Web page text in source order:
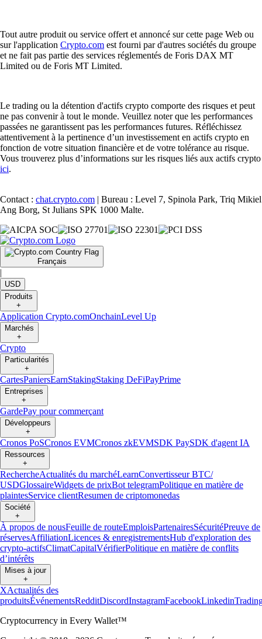
Tout autre produit ou service offert et annoncé sur cette page Web ou
sur l'application Crypto.com est fourni par d'autres sociétés du groupe
et ne fait pas partie des services réglementés de Foris DAX MT
Limited ou de Foris MT Limited.
Le trading ou la détention d'actifs crypto comporte des risques et peut
ne pas convenir à tout le monde. Veuillez noter que les performances
passées ne garantissent pas les performances futures. Réfléchissez
attentivement à la pertinence d’un investissement en actifs crypto en
fonction de votre situation financière et de votre tolérance au risque.
Vous trouverez plus d’informations sur les risques liés aux actifs crypto
ici.
Contact : chat.crypto.com | Bureau : Level 7, Spinola Park, Triq Mikiel
Ang Borg, St Julians SPK 1000 Malte.
Français
|
USD
Produits
+
Application Crypto.comOnchainLevel Up
Marchés
+
Crypto
Particularités
+
CartesPaniersEarnStakingStaking DeFiPayPrime
Entreprises
+
GardePay pour commerçant
Développeurs
+
Cronos PoSCronos EVMCronos zkEVMSDK PaySDK d'agent IA
Ressources
+
RechercheActualités du marchéLearnConvertisseur BTC/
USDGlossaireWidgets de prixBot telegramPolitique en matière de
plaintesService clientResumen de criptomonedas
Société
+
À propos de nousFeuille de routeEmploisPartenairesSécuritéPreuve de
réservesAffiliationLicences & enregistrementsHub d'exploration des
crypto-actifsClimatCapitalVérifierPolitique en matière de conflits
d’intérêts
Mises à jour
+
XActualités des
produitsÉvénementsRedditDiscordInstagramFacebookLinkedin
Cryptocurrency in Every Wallet™